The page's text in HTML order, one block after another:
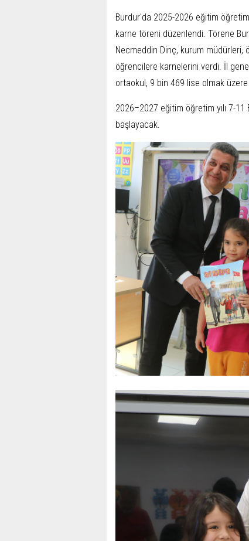
Burdur'da 2025-2026 eğitim
karne töreni düzenlendi. Törene
Necmeddin Dinç, kurum müdürleri,
öğrencilere karnelerini verdi. İl
ortaokul, 9 bin 469 lise olmak
2026–2027 eğitim öğretim yılı 7-
başlayacak.